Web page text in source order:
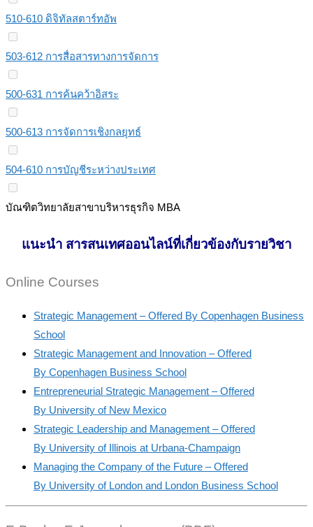
510-610 ดิจิทัลสตาร์ทอัพ
503-612 การสื่อสารทางการจัดการ
500-631 การค้นคว้าอิสระ
500-613 การจัดการเชิงกลยุทธ์
504-610 การบัญชีระหว่างประเทศ
บัณฑิตวิทยาลัยสาขาบริหารธุรกิจ MBA
แนะนำ สารสนเทศออนไลน์ที่เกี่ยวข้องกับรายวิชา
Online Courses
Strategic Management – Offered By Copenhagen Business
School
Strategic Management and Innovation – Offered
By Copenhagen Business School
Entrepreneurial Strategic Management – Offered
By University of New Mexico
Strategic Leadership and Management – Offered
By University of Illinois at Urbana-Champaign
Managing the Company of the Future – Offered
By University of London and London Business School